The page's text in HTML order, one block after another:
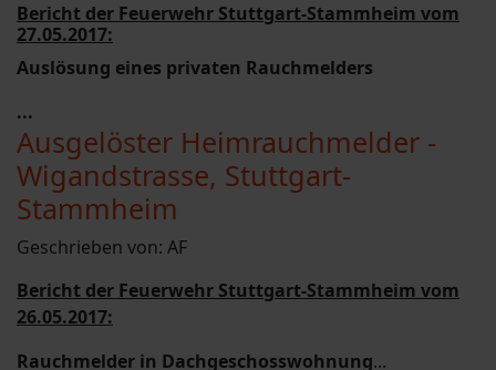
Bericht der Feuerwehr Stuttgart-Stammheim vom
27.05.2017:
Auslösung eines privaten Rauchmelders
...
Ausgelöster Heimrauchmelder -
Wigandstrasse, Stuttgart-
Stammheim
Geschrieben von: AF
Bericht der Feuerwehr Stuttgart-Stammheim vom
26.05.2017:
Rauchmelder in Dachgeschosswohnung...